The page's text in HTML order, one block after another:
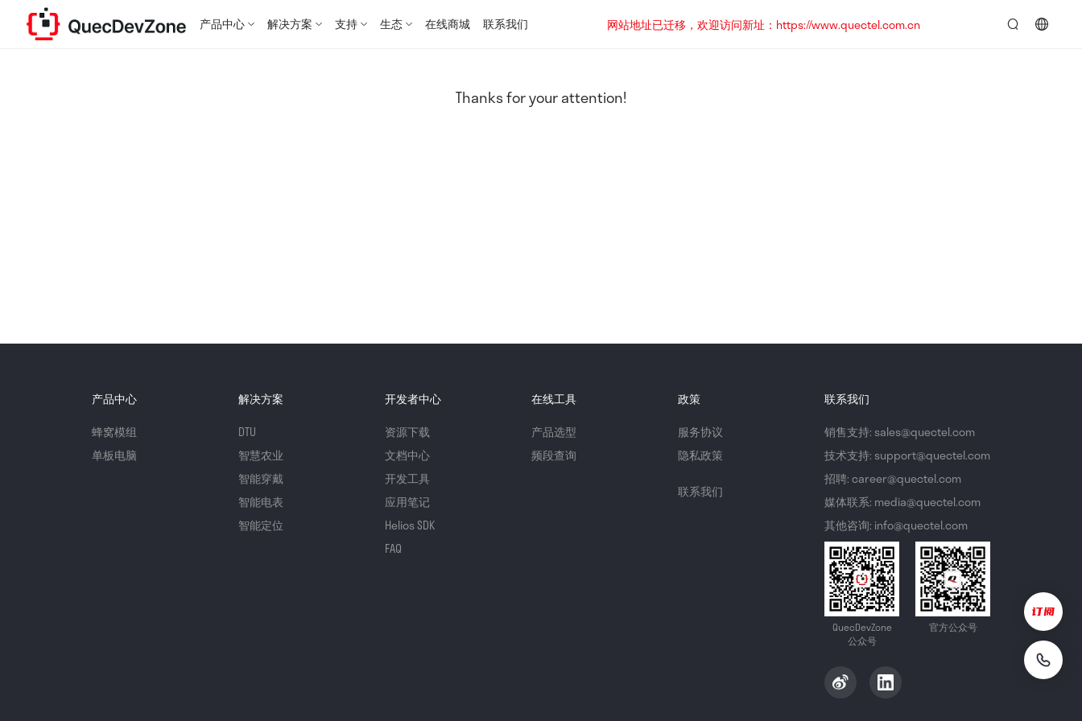
产品中心 解决方案 支持 生态 在线商城 联系我们
网站地址已迁移，欢迎访问新址：https://www.quectel.com.cn
Thanks for your attention!
产品中心
蜂窝模组
单板电脑
解决方案
DTU
智慧农业
智能穿戴
智能电表
智能定位
开发者中心
资源下载
文档中心
开发工具
应用笔记
Helios SDK
FAQ
在线工具
产品选型
频段查询
政策
服务协议
隐私政策
联系我们
联系我们
销售支持: sales@quectel.com
技术支持: support@quectel.com
招聘: career@quectel.com
媒体联系: media@quectel.com
其他咨询: info@quectel.com
QuecDevZone
公众号
官方公众号